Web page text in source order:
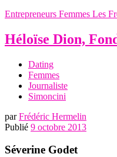
Entrepreneurs Femmes Les
Héloïse Dion,
Dating
Femmes
Journaliste
Simoncini
parFrédéric Hermelin
Publié 9 octobre 2013
Séverine Godet